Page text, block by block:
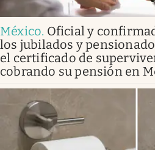
México. Oficial y
los jubilados y
el certificado de
cobrando su pensión en